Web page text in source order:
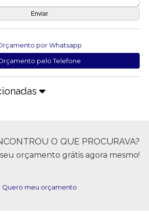
por Whatsapp
pelo Telefone
O QUE PROCURAVA?
orçamento grátis agora mesmo!
Quero meu orçamento